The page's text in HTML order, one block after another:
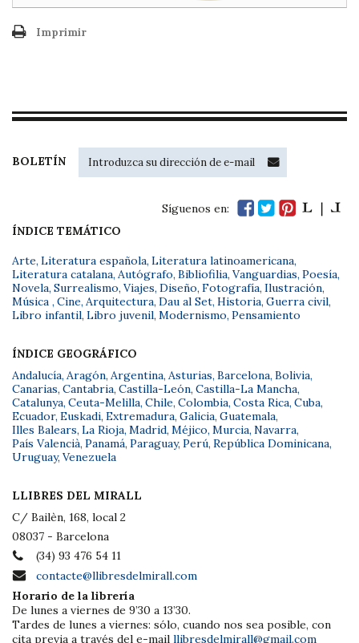
Imprimir
BOLETÍN
Síguenos en:
ÍNDICE TEMÁTICO
Arte, Literatura española, Literatura latinoamericana,
Literatura catalana, Autógrafo, Bibliofilia, Vanguardias, Poesía,
Novela, Surrealismo, Viajes, Diseño, Fotografía, Ilustración,
Música , Cine, Arquitectura, Dau al Set, Historia, Guerra civil,
Libro infantil, Libro juvenil, Modernismo, Pensamiento
ÍNDICE GEOGRÁFICO
Andalucía, Aragón, Argentina, Asturias, Barcelona, Bolivia,
Canarias, Cantabria, Castilla-León, Castilla-La Mancha,
Catalunya, Ceuta-Melilla, Chile, Colombia, Costa Rica, Cuba,
Ecuador, Euskadi, Extremadura, Galicia, Guatemala,
Illes Balears, La Rioja, Madrid, Méjico, Murcia, Navarra,
País Valencià, Panamá, Paraguay, Perú, República Dominicana,
Uruguay, Venezuela
LLIBRES DEL MIRALL
C/ Bailèn, 168, local 2
08037 - Barcelona
(34) 93 476 54 11
contacte@llibresdelmirall.com
Horario de la librería
De lunes a viernes de 9’30 a 13’30.
Tardes de lunes a viernes: sólo, cuando nos sea posible, con
cita previa a través del e-mail llibresdelmirall@gmail.com